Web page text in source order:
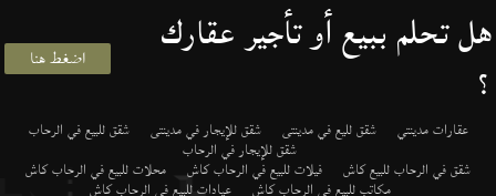
هل تحلم ببيع أو تأجير عقارك
؟ اضغط هنا
عقارات مدينتي شقق لليع في مدينتى شقق للإيجار في مدينتى شقق للبيع في الرحاب
شقق للإيجار في الرحاب
شقق في الرحاب للبيع كاش فيلات للبيع في الرحاب كاش محلات للبيع في الرحاب كاش
مكاتب للبيع في الرحاب كاش عيادات للبيع في الرحاب كاش